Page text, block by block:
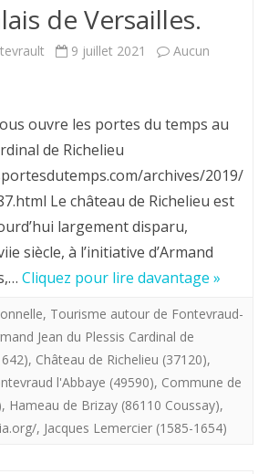
de Versailles.
9 juillet 2021
Aucun
ouvre les portes du temps au
de Richelieu
archives/2019/
Le château de Richelieu est
largement disparu,
siècle, à l’initiative d’Armand
Cliquez pour lire davantage »
, Tourisme autour de Fontevraud-
Jean du Plessis Cardinal de
, Château de Richelieu (37120),
l'Abbaye (49590), Commune de
, Hameau de Brizay (86110 Coussay),
, Jacques Lemercier (1585-1654)